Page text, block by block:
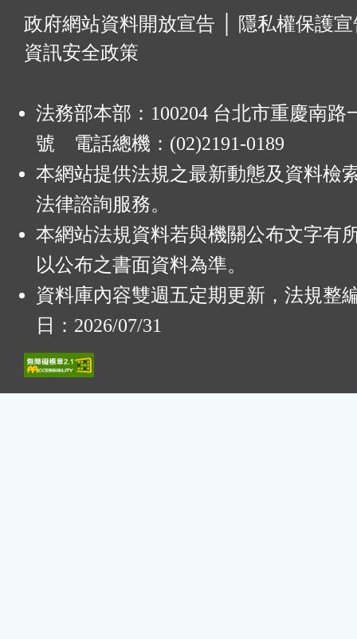
政府網站資料開放宣告
隱私權保護
資訊安全政策
法務部本部：100204 台北市重慶南路
號 電話總機：(02)2191-0189
本網站提供法規之最新動態及資料檢
法律諮詢服務。
本網站法規資料若與機關公布文字有
以公布之書面資料為準。
資料庫內容雙週五定期更新，法規整
日：2026/07/31